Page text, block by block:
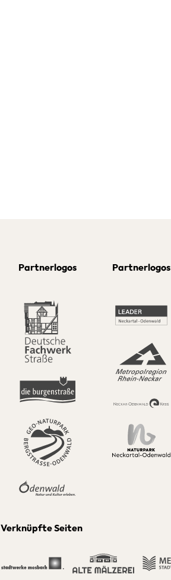
Partnerlogos Partnerlogos
Verknüpfte Seiten